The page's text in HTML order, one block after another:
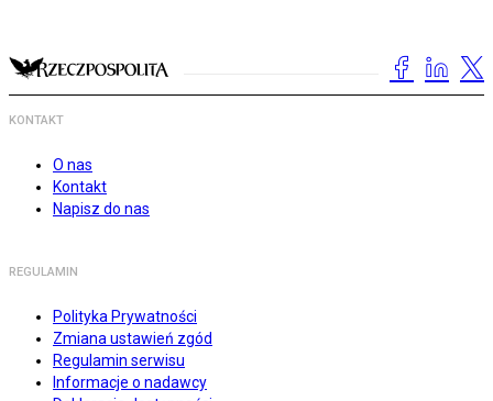
KONTAKT
O nas
Kontakt
Napisz do nas
REGULAMIN
Polityka Prywatności
Zmiana ustawień zgód
Regulamin serwisu
Informacje o nadawcy